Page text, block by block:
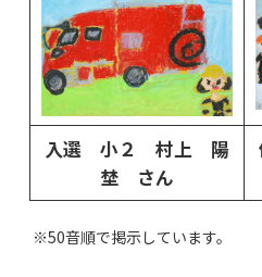
入選 小２ 村上 陽
埜 さん
※50音順で掲示しています。